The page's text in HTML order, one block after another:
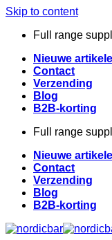
Skip to content
Full range
Nieuwe
Contact
Verzending
Blog
B2B-korting
Full range
Nieuwe
Contact
Verzending
Blog
B2B-korting